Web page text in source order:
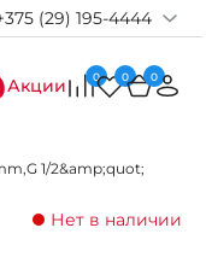
(29) 195-4444
Акции 0 0 0
1/2&amp;quot;
Нет в наличии